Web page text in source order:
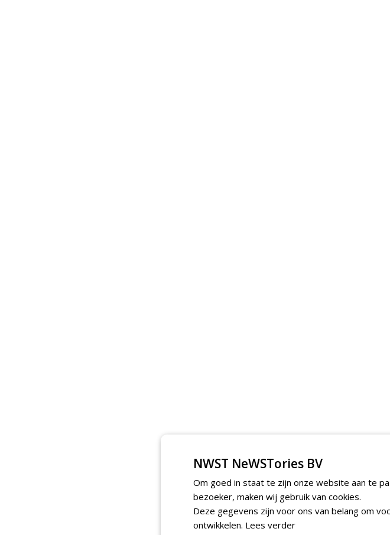
NWST NeWSTories BV
Om goed in staat te zijn onze website aan te
bezoeker, maken wij gebruik van cookies.
Deze gegevens zijn voor ons van belang om
ontwikkelen. Lees verder